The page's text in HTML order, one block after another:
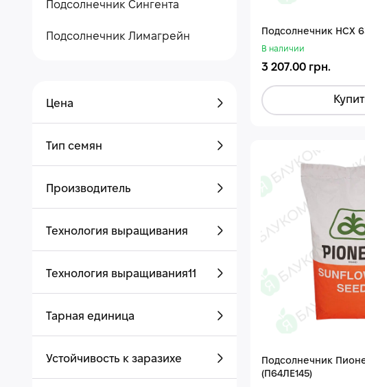
Подсолнечник Сингента
Подсолнечник Лимагрейн
Цена
Тип семян
Производитель
Технология выращивания
Технология выращивания11
Тарная единица
Устойчивость к заразихе
Подсолнечник НСХ
В наличии
3 207.00 грн.
Подсолнечник
(П64ЛЕ145)